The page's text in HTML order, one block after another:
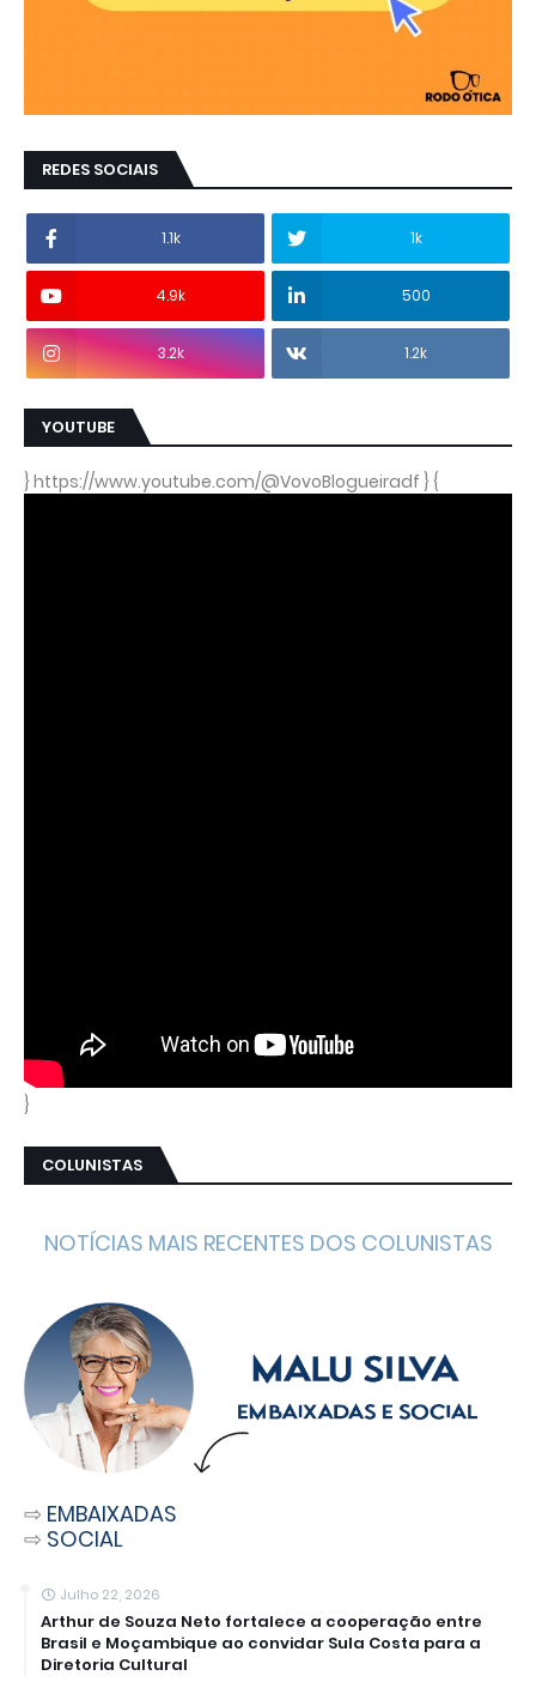
REDES SOCIAIS
1.1k 1k
4.9k 500
3.2k 1.2k
YOUTUBE
} https://www.youtube.com/@VovoBlogueiradf } {
}
COLUNISTAS
NOTÍCIAS MAIS RECENTES DOS COLUNISTAS
⇨ EMBAIXADAS
⇨ SOCIAL
Julho 22, 2026
Arthur de Souza Neto fortalece a cooperação entre
Brasil e Moçambique ao convidar Sula Costa para a
Diretoria Cultural